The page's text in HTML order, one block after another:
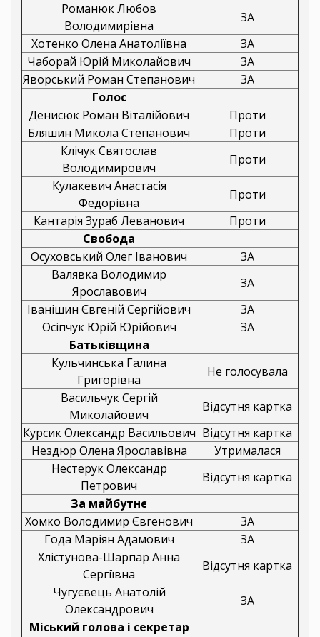
Романюк Любов
Володимирівна
ЗА
Хотенко Олена Анатоліївна
ЗА
Чаборай Юрій Миколайович
ЗА
Яворський Роман Степанович
ЗА
Голос
Денисюк Роман Віталійович
Проти
Бляшин Микола Степанович
Проти
Клічук Святослав
Володимирович
Проти
Кулакевич Анастасія
Федорівна
Проти
Кантарія Зураб Леванович
Проти
Свобода
Осуховський Олег Іванович
ЗА
Валявка Володимир
Ярославович
ЗА
Іванішин Євгеній Сергійович
ЗА
Осіпчук Юрій Юрійович
ЗА
Батьківщина
Кульчинська Галина
Григорівна
Не голосувала
Васильчук Сергій
Миколайович
Відсутня картка
Курсик Олександр Васильович Відсутня картка
Нездюр Олена Ярославівна
Утрималася
Нестерук Олександр
Петрович
Відсутня картка
За майбутнє
Хомко Володимир Євгенович
ЗА
Года Маріян Адамович
ЗА
Хлістунова-Шарпар Анна
Сергіївна
Відсутня картка
Чугуєвець Анатолій
Олександрович
ЗА
Міський голова і секретар